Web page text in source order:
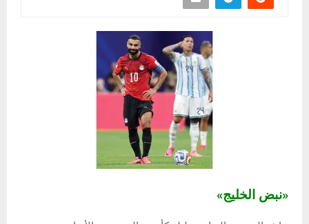
«نبض الخليج»